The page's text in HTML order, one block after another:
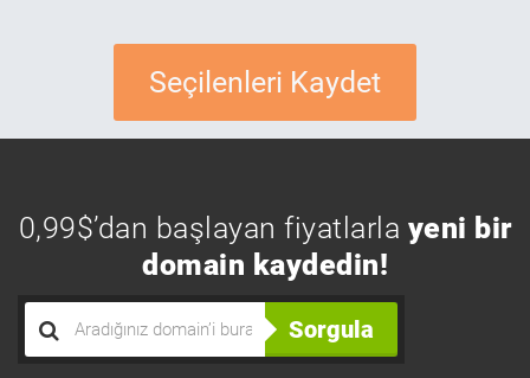
Seçilenleri Kaydet
0,99$’dan başlayan fiyatlarla yeni bir
domain kaydedin!
Sorgula